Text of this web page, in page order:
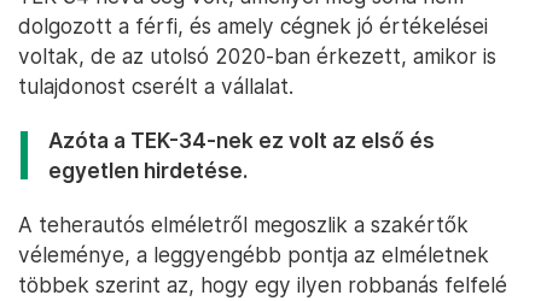
dolgozott a férfi, és amely cégnek jó értékelései
voltak, de az utolsó 2020-ban érkezett, amikor is
tulajdonost cserélt a vállalat.
Azóta a TEK-34-nek ez volt az első és
egyetlen hirdetése.
A teherautós elméletről megoszlik a szakértők
véleménye, a leggyengébb pontja az elméletnek
többek szerint az, hogy egy ilyen robbanás felfelé